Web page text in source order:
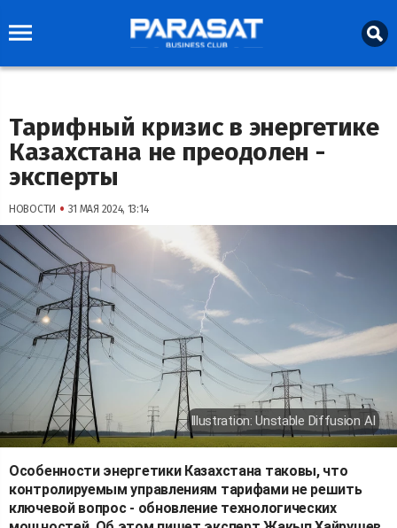
Тарифный кризис в энергетике
Казахстана не преодолен -
эксперты
НОВОСТИ • 31 МАЯ 2024, 13:14
Illustration: Unstable Diffusion AI
Особенности энергетики Казахстана таковы, что
контролируемым управлениям тарифами не решить
ключевой вопрос - обновление технологических